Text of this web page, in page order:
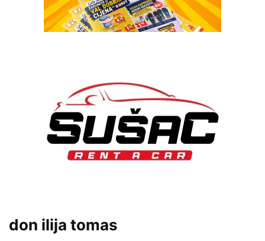
don ilija tomas